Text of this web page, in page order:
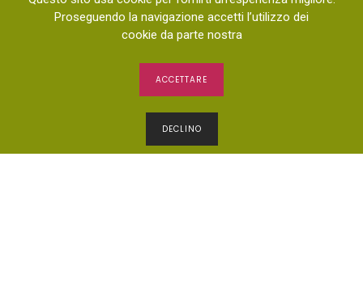
Contattaci
Proseguendo la navigazione accetti l’utilizzo dei
cookie da parte nostra
ACCETTARE
DECLINO